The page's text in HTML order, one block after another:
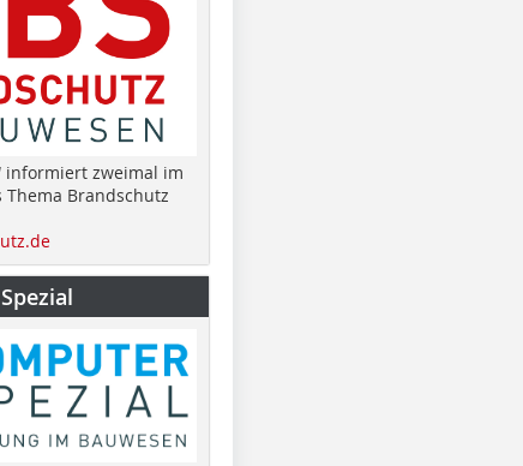
informiert zweimal im
Thema Brandschutz